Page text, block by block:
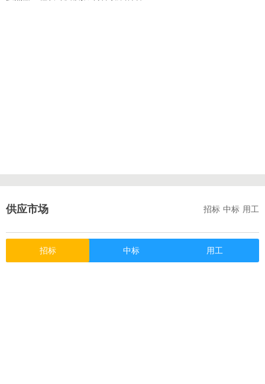
供应市场 招标 中标 用工
招标 中标 用工